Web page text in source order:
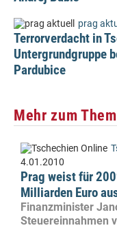
prag
Terrorverdacht in
Untergrundgruppe
Pardubice
Mehr zum
4.01.2010
Prag weist für
Milliarden Euro
Finanzminister
Steuereinnahmen